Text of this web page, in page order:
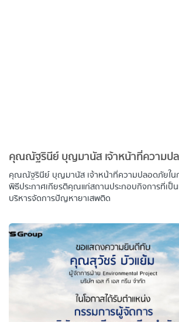
คุณณัฐรินีย์ บุญมานัส เจ้าหน้าที่ความปลอดภัยในก
พิธีประกาศเกียรติคุณแก่สถานประกอบกิจการที่เป็
บริหารจัดการปัญหายาเสพติด